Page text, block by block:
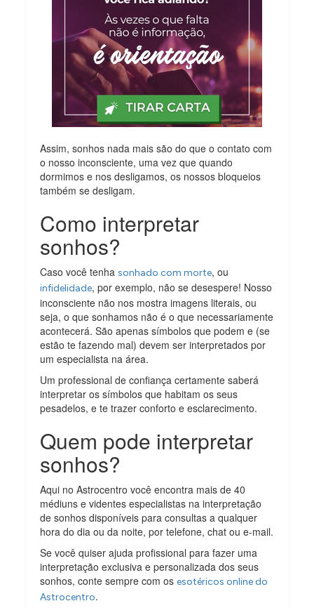
Assim, sonhos nada mais são do que o contato com
o nosso inconsciente, uma vez que quando
dormimos e nos desligamos, os nossos bloqueios
também se desligam.
Como interpretar
sonhos?
Caso você tenhasonhado com morte, ou
infidelidade, por exemplo, não se desespere! Nosso
inconsciente não nos mostra imagens literais, ou
seja, o que sonhamos não é o que necessariamente
acontecerá. São apenas símbolos que podem e (se
estão te fazendo mal) devem ser interpretados por
um especialista na área.
Um professional de confiança certamente saberá
interpretar os símbolos que habitam os seus
pesadelos, e te trazer conforto e esclarecimento.
Quem pode interpretar
sonhos?
Aqui no Astrocentro você encontra mais de 40
médiuns e videntes especialistas na interpretação
de sonhos disponíveis para consultas a qualquer
hora do dia ou da noite, por telefone, chat ou e-mail.
Se você quiser ajuda profissional para fazer uma
interpretação exclusiva e personalizada dos seus
sonhos, conte sempre com osesotéricos online do
Astrocentro.